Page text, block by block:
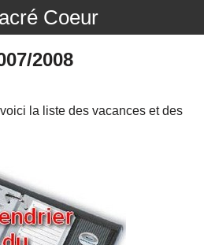
Coeur
2008
la liste des vacances et des